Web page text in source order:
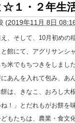
☆１・２年生
(2019年11月 8日
、そして、10月初めの
館にて、アグリサンシ
米でもちつきをしまし
あんを入れて包み、あ
は、きなこ、おろし大
ね！」とだれもがお餅を
もたちは、農業・食文